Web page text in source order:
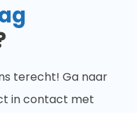
terecht! Ga naar
in contact met